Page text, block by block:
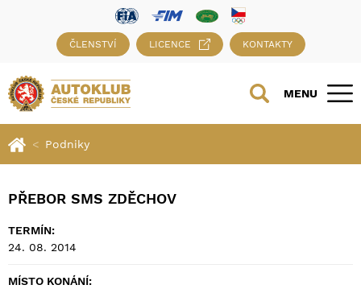
ČLENSTVÍ LICENCE KONTAKTY
MENU
Podniky
PŘEBOR SMS ZDĚCHOV
TERMÍN:
24. 08. 2014
MÍSTO KONÁNÍ: